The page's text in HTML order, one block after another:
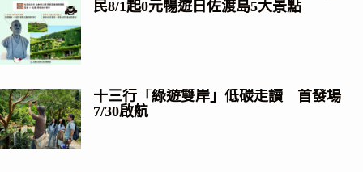
民8/1起0元暢遊日佐渡島5大景點
十三行「綠遊雙岸」低碳走讀 首發場
7/30啟航